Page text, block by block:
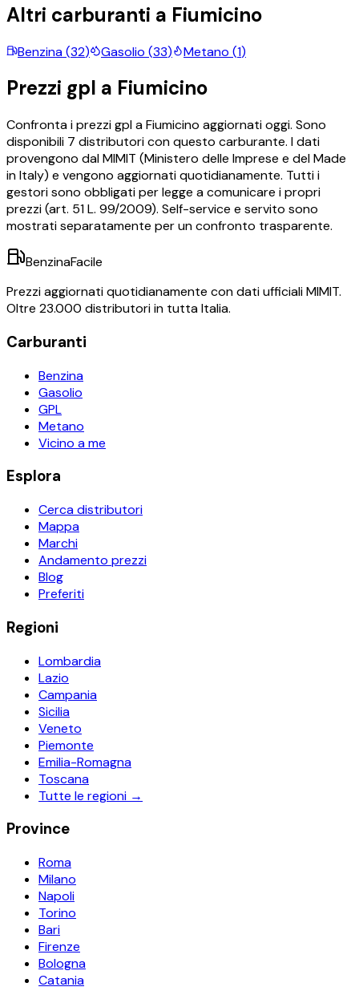
Altri carburanti a Fiumicino
Benzina(32) Gasolio (33) Metano (1)
Prezzi gpl a Fiumicino
Confronta i prezzigplaFiumicino aggiornati oggi. Sono
disponibili 7 distributori con questo carburante. I dati
provengono dal MIMIT (Ministero delle Imprese e del Made
in Italy) e vengono aggiornati quotidianamente. Tutti i
gestori sono obbligati per legge a comunicare i propri
prezzi (art. 51 L. 99/2009). Self-service e servito sono
mostrati separatamente per un confronto trasparente.
BenzinaFacile
Prezzi aggiornati quotidianamente con dati ufficiali MIMIT.
Oltre 23.000 distributori in tutta Italia.
Carburanti
Benzina
Gasolio
GPL
Metano
Vicino a me
Esplora
Cerca distributori
Mappa
Marchi
Andamento prezzi
Blog
Preferiti
Regioni
Lombardia
Lazio
Campania
Sicilia
Veneto
Piemonte
Emilia-Romagna
Toscana
Tutte le regioni →
Province
Roma
Milano
Napoli
Torino
Bari
Firenze
Bologna
Catania